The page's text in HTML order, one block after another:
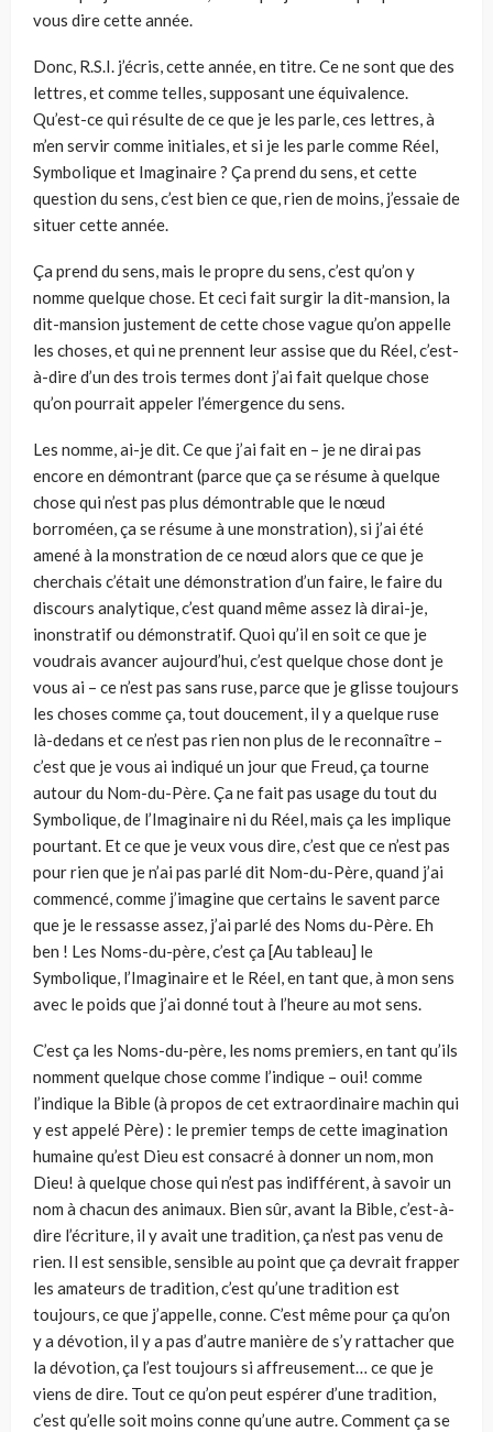
vous dire cette année.
Donc, R.S.I. j’écris, cette année, en titre. Ce ne sont que des
lettres, et comme telles, supposant une équivalence.
Qu’est-ce qui résulte de ce que je les parle, ces lettres, à
m’en servir comme initiales, et si je les parle comme Réel,
Symbolique et Imaginaire ? Ça prend du sens, et cette
question du sens, c’est bien ce que, rien de moins, j’essaie de
situer cette année.
Ça prend du sens, mais le propre du sens, c’est qu’on y
nomme quelque chose. Et ceci fait surgir la dit-mansion, la
dit-mansion justement de cette chose vague qu’on appelle
les choses, et qui ne prennent leur assise que du Réel, c’est-
à-dire d’un des trois termes dont j’ai fait quelque chose
qu’on pourrait appeler l’émergence du sens.
Les nomme, ai-je dit. Ce que j’ai fait en – je ne dirai pas
encore en démontrant (parce que ça se résume à quelque
chose qui n’est pas plus démontrable que le nœud
borroméen, ça se résume à une monstration), si j’ai été
amené à la monstration de ce nœud alors que ce que je
cherchais c’était une démonstration d’un faire, le faire du
discours analytique, c’est quand même assez là dirai-je,
inonstratif ou démonstratif. Quoi qu’il en soit ce que je
voudrais avancer aujourd’hui, c’est quelque chose dont je
vous ai – ce n’est pas sans ruse, parce que je glisse toujours
les choses comme ça, tout doucement, il y a quelque ruse
là-dedans et ce n’est pas rien non plus de le reconnaître –
c’est que je vous ai indiqué un jour que Freud, ça tourne
autour du Nom-du-Père. Ça ne fait pas usage du tout du
Symbolique, de l’Imaginaire ni du Réel, mais ça les implique
pourtant. Et ce que je veux vous dire, c’est que ce n’est pas
pour rien que je n’ai pas parlé dit Nom-du-Père, quand j’ai
commencé, comme j’imagine que certains le savent parce
que je le ressasse assez, j’ai parlé des Noms du-Père. Eh
ben ! Les Noms-du-père, c’est ça [Au tableau] le
Symbolique, l’Imaginaire et le Réel, en tant que, à mon sens
avec le poids que j’ai donné tout à l’heure au mot sens.
C’est ça les Noms-du-père, les noms premiers, en tant qu’ils
nomment quelque chose comme l’indique – oui! comme
l’indique la Bible (à propos de cet extraordinaire machin qui
y est appelé Père) : le premier temps de cette imagination
humaine qu’est Dieu est consacré à donner un nom, mon
Dieu! à quelque chose qui n’est pas indifférent, à savoir un
nom à chacun des animaux. Bien sûr, avant la Bible, c’est-à-
dire l’écriture, il y avait une tradition, ça n’est pas venu de
rien. Il est sensible, sensible au point que ça devrait frapper
les amateurs de tradition, c’est qu’une tradition est
toujours, ce que j’appelle, conne. C’est même pour ça qu’on
y a dévotion, il y a pas d’autre manière de s’y rattacher que
la dévotion, ça l’est toujours si affreusement… ce que je
viens de dire. Tout ce qu’on peut espérer d’une tradition,
c’est qu’elle soit moins conne qu’une autre. Comment ça se